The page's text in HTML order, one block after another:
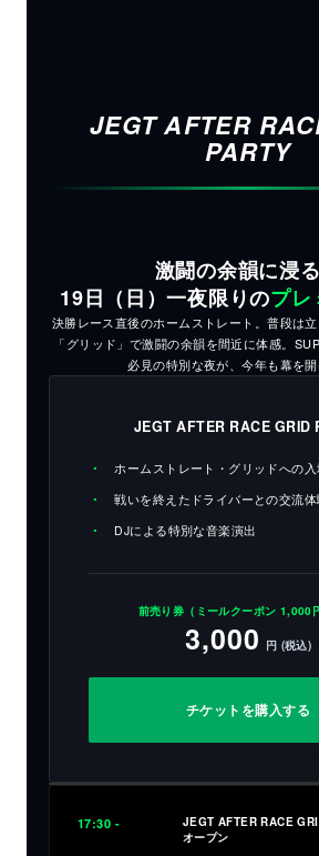
JEGT AFTER
PARTY
17:30 -
JEGT AFTER RACE
オープン
激闘の余韻に浸る
19日（日）一夜限りのプレ
決勝レース直後のホームストレート。普段は
「グリッド」で激闘の余韻を間近に体感。
必見の特別な夜が、今年も幕を開
JEGT AFTER RACE GRID
ホームストレート・グリッドへの
戦いを終えたドライバーとの交流体
DJによる特別な音楽演出
前売り券（ミールクーポン 1,000
3,000 円 (税込)
チケットを購入する